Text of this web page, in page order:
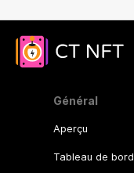
Général
Aperçu
Tableau de bord